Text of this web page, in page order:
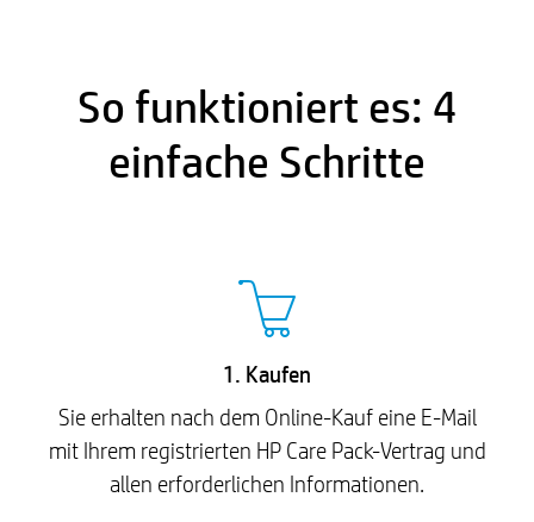
So funktioniert es: 4
einfache Schritte
1. Kaufen
Sie erhalten nach dem Online-Kauf eine E-Mail
mit Ihrem registrierten HP Care Pack-Vertrag und
allen erforderlichen Informationen.